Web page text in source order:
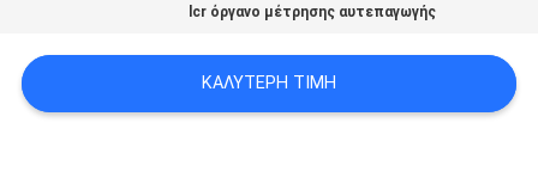
PRIVACY
POLICY
lcr όργανο μέτρησης αυτεπαγωγής
ΚΑΛΎΤΕΡΗ ΤΙΜΉ